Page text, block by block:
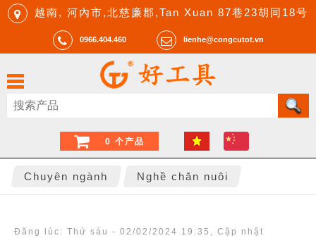
越南, 河內市,北慈廉郡,Tan Xuan 87巷23胡同18号
0966.404.460 lienhe@congcutot.vn
0 个产品
Chuyên ngành Nghề chăn nuôi
Đăng lúc: Thứ sáu - 02/02/2024 19:35 , Cập nhật